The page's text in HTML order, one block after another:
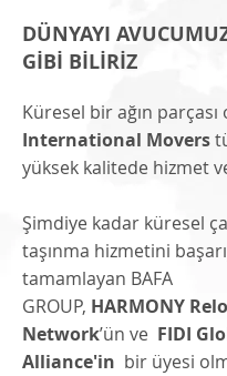
DÜNYAYI
GİBİ BİLİRİZ
Küresel bir ağın parçası
International Movers
yüksek kalitede hizmet
Şimdiye kadar küresel
taşınma hizmetini
tamamlayan BAFA
GROUP, HARMONY
Network’ün ve FIDI
Alliance'in bir üyesi